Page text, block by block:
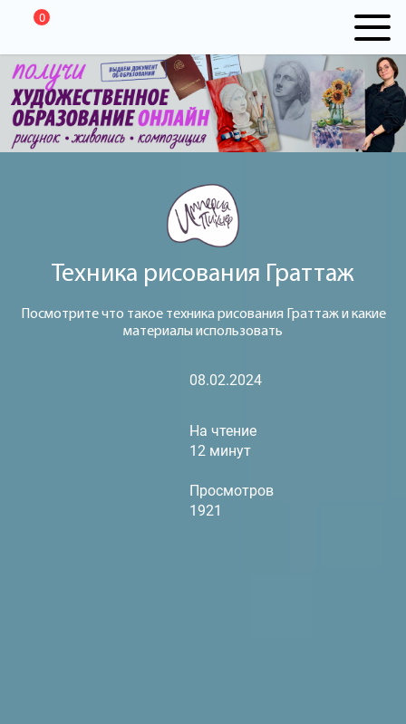
0
Техника рисования Граттаж
Посмотрите что такое техника рисования Граттаж и какие
материалы использовать
08.02.2024
На чтение
12 минут
Просмотров
1921